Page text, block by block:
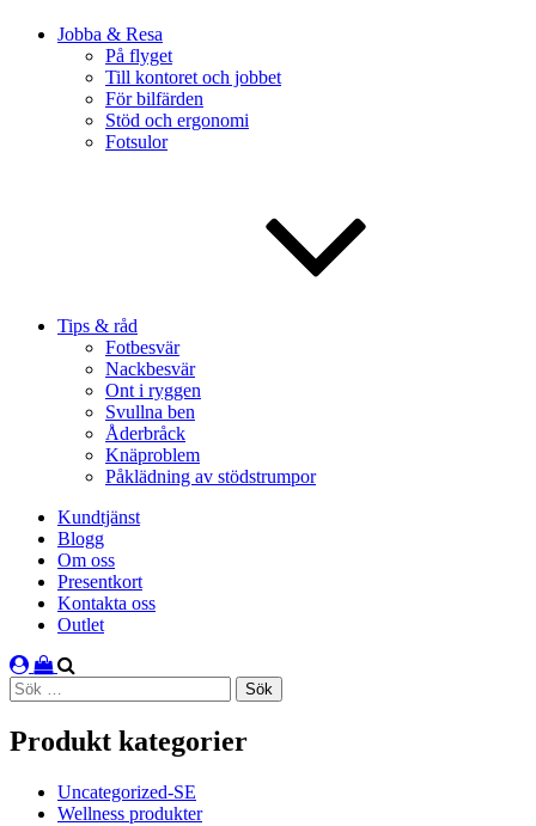
Jobba & Resa
På flyget
Till kontoret och jobbet
För bilfärden
Stöd och ergonomi
Fotsulor
Tips & råd
Fotbesvär
Nackbesvär
Ont i ryggen
Svullna ben
Åderbråck
Knäproblem
Påklädning av stödstrumpor
Kundtjänst
Blogg
Om oss
Presentkort
Kontakta oss
Outlet
Sök
efter:
Produkt kategorier
Uncategorized-SE
Wellness produkter